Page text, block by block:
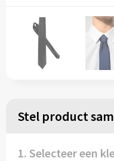
Stel product
1. Selecteer een